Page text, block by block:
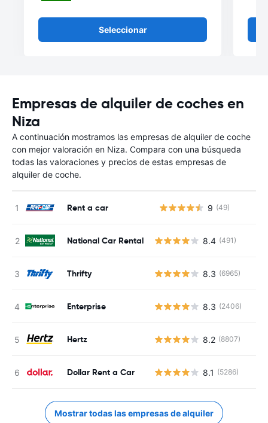
Seleccionar
Empresas de alquiler de coches en
Niza
A continuación mostramos las empresas de alquiler de coche
con mejor valoración en Niza. Compara con una búsqueda
todas las valoraciones y precios de estas empresas de
alquiler de coche.
Rent a car 9 (49)
National Car Rental 8.4 (491)
Thrifty 8.3 (6965)
Enterprise 8.3 (2406)
Hertz 8.2 (8807)
Dollar Rent a Car 8.1 (5286)
Mostrar todas las empresas de alquiler